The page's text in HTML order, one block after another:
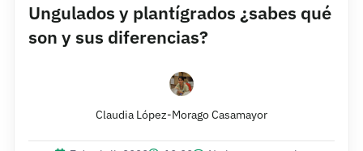
Ungulados y plantígrados ¿sabes qué
son y sus diferencias?
Claudia López-Morago Casamayor